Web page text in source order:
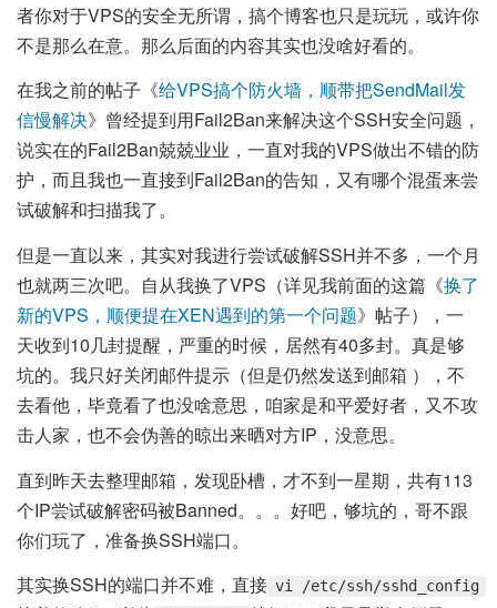
者你对于VPS的安全无所谓，搞个博客也只是玩玩，或许你
不是那么在意。那么后面的内容其实也没啥好看的。
在我之前的帖子《给VPS搞个防火墙，顺带把SendMail发
信慢解决》曾经提到用Fail2Ban来解决这个SSH安全问题，
说实在的Fail2Ban兢兢业业，一直对我的VPS做出不错的防
护，而且我也一直接到Fail2Ban的告知，又有哪个混蛋来尝
试破解和扫描我了。
但是一直以来，其实对我进行尝试破解SSH并不多，一个月
也就两三次吧。自从我换了VPS（详见我前面的这篇《换了
新的VPS，顺便提在XEN遇到的第一个问题》帖子），一
天收到10几封提醒，严重的时候，居然有40多封。真是够
坑的。我只好关闭邮件提示（但是仍然发送到邮箱 ），不
去看他，毕竟看了也没啥意思，咱家是和平爱好者，又不攻
击人家，也不会伪善的晾出来晒对方IP，没意思。
直到昨天去整理邮箱，发现卧槽，才不到一星期，共有113
个IP尝试破解密码被Banned。。。好吧，够坑的，哥不跟
你们玩了，准备换SSH端口。
其实换SSH的端口并不难，直接 vi /etc/ssh/sshd_config